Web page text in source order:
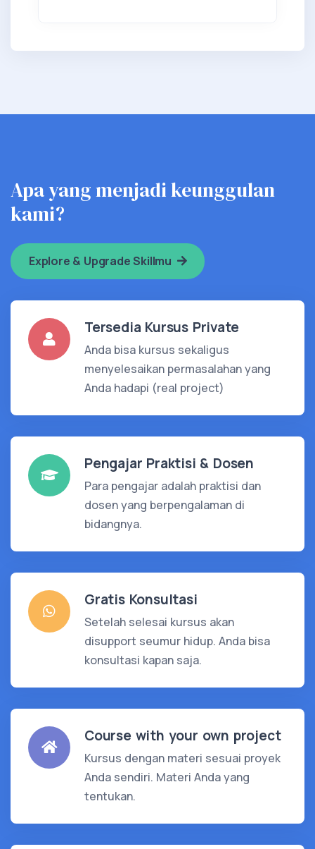
Apa yang menjadi keunggulan
kami?
Explore & Upgrade Skillmu
Tersedia Kursus Private
Anda bisa kursus sekaligus
menyelesaikan permasalahan yang
Anda hadapi (real project)
Pengajar Praktisi & Dosen
Para pengajar adalah praktisi dan
dosen yang berpengalaman di
bidangnya.
Gratis Konsultasi
Setelah selesai kursus akan
disupport seumur hidup. Anda bisa
konsultasi kapan saja.
Course with your own project
Kursus dengan materi sesuai proyek
Anda sendiri. Materi Anda yang
tentukan.